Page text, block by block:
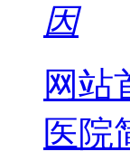
因
网站
医院